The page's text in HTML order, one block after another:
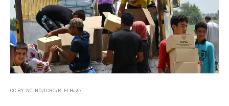
CC BY-NC-ND/ICRC/R. El Hage